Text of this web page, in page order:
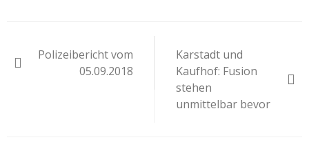
Polizeibericht vom
05.09.2018
Karstadt und
Kaufhof: Fusion
stehen
unmittelbar bevor